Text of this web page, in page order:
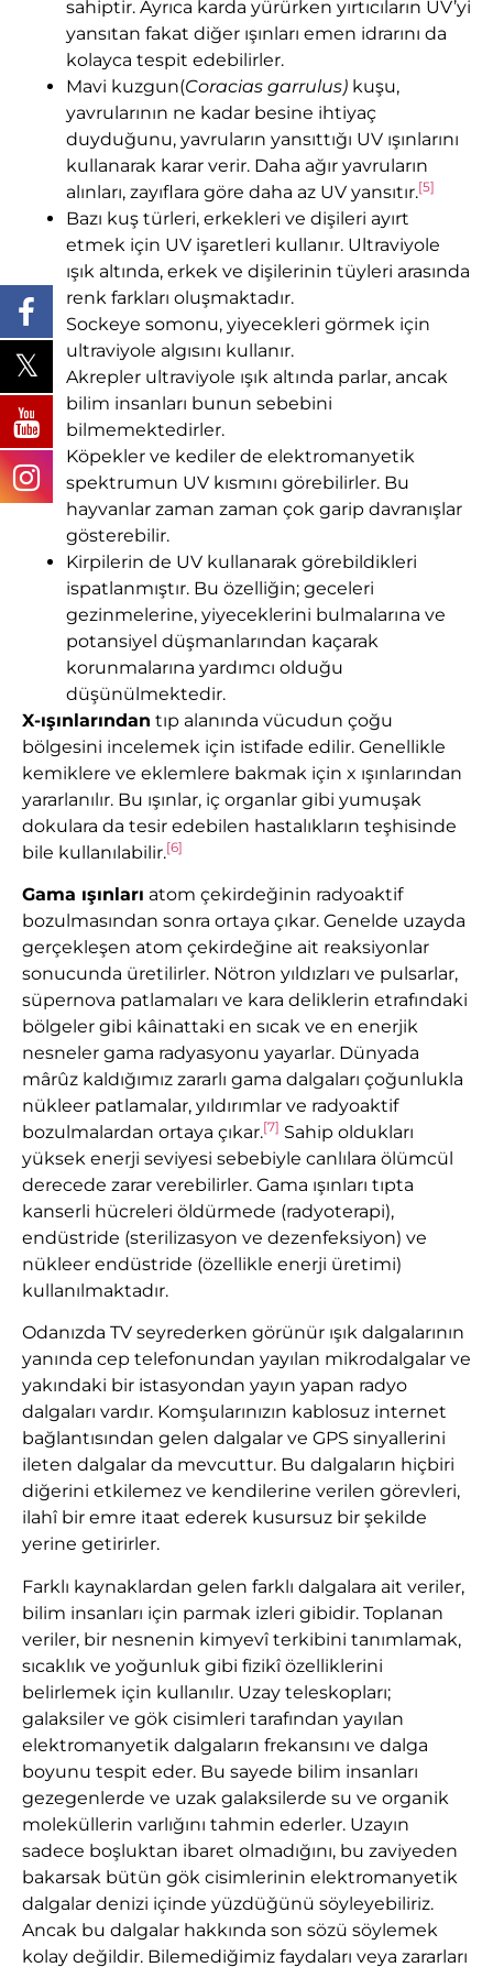
sahiptir. Ayrıca karda yürürken yırtıcıların UV’yi
yansıtan fakat diğer ışınları emen idrarını da
kolayca tespit edebilirler.
Mavi kuzgun(Coracias garrulus) kuşu,
yavrularının ne kadar besine ihtiyaç
duyduğunu, yavruların yansıttığı UV ışınlarını
kullanarak karar verir. Daha ağır yavruların
alınları, zayıflara göre daha az UV yansıtır.[5]
Bazı kuş türleri, erkekleri ve dişileri ayırt
etmek için UV işaretleri kullanır. Ultraviyole
ışık altında, erkek ve dişilerinin tüyleri arasında
renk farkları oluşmaktadır.
Sockeye somonu, yiyecekleri görmek için
ultraviyole algısını kullanır.
Akrepler ultraviyole ışık altında parlar, ancak
bilim insanları bunun sebebini
bilmemektedirler.
Köpekler ve kediler de elektromanyetik
spektrumun UV kısmını görebilirler. Bu
hayvanlar zaman zaman çok garip davranışlar
gösterebilir.
Kirpilerin de UV kullanarak görebildikleri
ispatlanmıştır. Bu özelliğin; geceleri
gezinmelerine, yiyeceklerini bulmalarına ve
potansiyel düşmanlarından kaçarak
korunmalarına yardımcı olduğu
düşünülmektedir.
X-ışınlarından tıp alanında vücudun çoğu
bölgesini incelemek için istifade edilir. Genellikle
kemiklere ve eklemlere bakmak için x ışınlarından
yararlanılır. Bu ışınlar, iç organlar gibi yumuşak
dokulara da tesir edebilen hastalıkların teşhisinde
bile kullanılabilir.[6]
Gama ışınları atom çekirdeğinin radyoaktif
bozulmasından sonra ortaya çıkar. Genelde uzayda
gerçekleşen atom çekirdeğine ait reaksiyonlar
sonucunda üretilirler. Nötron yıldızları ve pulsarlar,
süpernova patlamaları ve kara deliklerin etrafındaki
bölgeler gibi kâinattaki en sıcak ve en enerjik
nesneler gama radyasyonu yayarlar. Dünyada
mârûz kaldığımız zararlı gama dalgaları çoğunlukla
nükleer patlamalar, yıldırımlar ve radyoaktif
bozulmalardan ortaya çıkar.[7] Sahip oldukları
yüksek enerji seviyesi sebebiyle canlılara ölümcül
derecede zarar verebilirler. Gama ışınları tıpta
kanserli hücreleri öldürmede (radyoterapi),
endüstride (sterilizasyon ve dezenfeksiyon) ve
nükleer endüstride (özellikle enerji üretimi)
kullanılmaktadır.
Odanızda TV seyrederken görünür ışık dalgalarının
yanında cep telefonundan yayılan mikrodalgalar ve
yakındaki bir istasyondan yayın yapan radyo
dalgaları vardır. Komşularınızın kablosuz internet
bağlantısından gelen dalgalar ve GPS sinyallerini
ileten dalgalar da mevcuttur. Bu dalgaların hiçbiri
diğerini etkilemez ve kendilerine verilen görevleri,
ilahî bir emre itaat ederek kusursuz bir şekilde
yerine getirirler.
Farklı kaynaklardan gelen farklı dalgalara ait veriler,
bilim insanları için parmak izleri gibidir. Toplanan
veriler, bir nesnenin kimyevî terkibini tanımlamak,
sıcaklık ve yoğunluk gibi fizikî özelliklerini
belirlemek için kullanılır. Uzay teleskopları;
galaksiler ve gök cisimleri tarafından yayılan
elektromanyetik dalgaların frekansını ve dalga
boyunu tespit eder. Bu sayede bilim insanları
gezegenlerde ve uzak galaksilerde su ve organik
moleküllerin varlığını tahmin ederler. Uzayın
sadece boşluktan ibaret olmadığını, bu zaviyeden
bakarsak bütün gök cisimlerinin elektromanyetik
dalgalar denizi içinde yüzdüğünü söyleyebiliriz.
Ancak bu dalgalar hakkında son sözü söylemek
kolay değildir. Bilemediğimiz faydaları veya zararları